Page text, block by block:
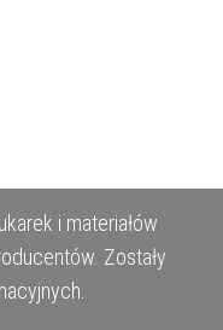
i materiałów
Zostały